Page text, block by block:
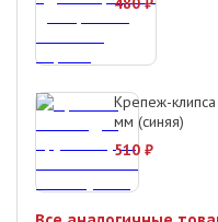
Крепеж-
мм (синяя)
510 ₽